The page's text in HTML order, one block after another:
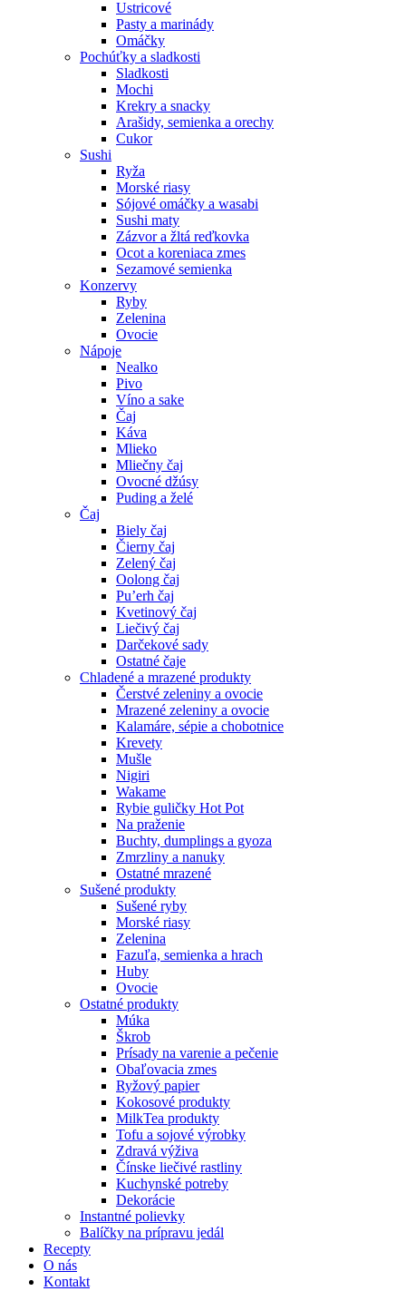
Ustricové
Pasty a marinády
Omáčky
Pochúťky a sladkosti
Sladkosti
Mochi
Krekry a snacky
Arašidy, semienka a orechy
Cukor
Sushi
Ryža
Morské riasy
Sójové omáčky a wasabi
Sushi maty
Zázvor a žltá reďkovka
Ocot a koreniaca zmes
Sezamové semienka
Konzervy
Ryby
Zelenina
Ovocie
Nápoje
Nealko
Pivo
Víno a sake
Čaj
Káva
Mlieko
Mliečny čaj
Ovocné džúsy
Puding a želé
Čaj
Biely čaj
Čierny čaj
Zelený čaj
Oolong čaj
Pu’erh čaj
Kvetinový čaj
Liečivý čaj
Darčekové sady
Ostatné čaje
Chladené a mrazené produkty
Čerstvé zeleniny a ovocie
Mrazené zeleniny a ovocie
Kalamáre, sépie a chobotnice
Krevety
Mušle
Nigiri
Wakame
Rybie guličky Hot Pot
Na praženie
Buchty, dumplings a gyoza
Zmrzliny a nanuky
Ostatné mrazené
Sušené produkty
Sušené ryby
Morské riasy
Zelenina
Fazuľa, semienka a hrach
Huby
Ovocie
Ostatné produkty
Múka
Škrob
Prísady na varenie a pečenie
Obaľovacia zmes
Ryžový papier
Kokosové produkty
MilkTea produkty
Tofu a sojové výrobky
Zdravá výživa
Čínske liečivé rastliny
Kuchynské potreby
Dekorácie
Instantné polievky
Balíčky na prípravu jedál
Recepty
O nás
Kontakt